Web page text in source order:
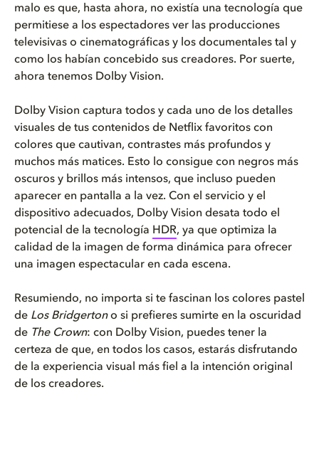
malo es que, hasta ahora, no existía una tecnología que
permitiese a los espectadores ver las producciones
televisivas o cinematográficas y los documentales tal y
como los habían concebido sus creadores. Por suerte,
ahora tenemos Dolby Vision.
Dolby Vision captura todos y cada uno de los detalles
visuales de tus contenidos de Netflix favoritos con
colores que cautivan, contrastes más profundos y
muchos más matices. Esto lo consigue con negros más
oscuros y brillos más intensos, que incluso pueden
aparecer en pantalla a la vez. Con el servicio y el
dispositivo adecuados, Dolby Vision desata todo el
potencial de la tecnología HDR, ya que optimiza la
calidad de la imagen de forma dinámica para ofrecer
una imagen espectacular en cada escena.
Resumiendo, no importa si te fascinan los colores pastel
de Los Bridgertono si prefieres sumirte en la oscuridad
de The Crown: con Dolby Vision, puedes tener la
certeza de que, en todos los casos, estarás disfrutando
de la experiencia visual más fiel a la intención original
de los creadores.